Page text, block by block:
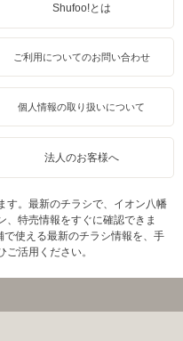
Shufoo!とは
ご利用についてのお問い合わせ
個人情報の取り扱いについて
法人のお客様へ
す。最新のチラシで、イオン八幡
、特売情報をすぐに確認できま
使える最新のチラシ情報を、手
活用ください。